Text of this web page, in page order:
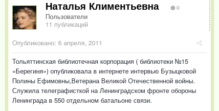
Наталья Климентьевна 0
Пользователи
11 публикаций
Опубликовано: 6 апреля, 2011
Тольяттинская библиотечная корпорация ( библиотеки №15
«Берегиня») опубликовала в интернете интервью Бузыцковой
Полины Ефимовны,Ветерана Великой Отечественной войны.
Служила телеграфисткой на Ленинградском фронте обороны
Ленинграда в 550 отдельном батальоне связи.